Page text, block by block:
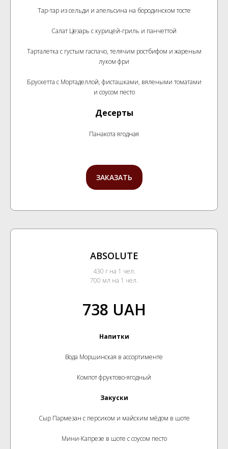
Тар-тар из сельди и апельсина на бородинском тосте
Салат Цезарь с курицей-гриль и панчеттой
Тарталетка с густым гаспачо, телячим ростбифом и жареным
луком фри
Брускетта с Мортаделлой, фисташками, вялеными томатами
и соусом песто
Десерты
Панакота ягодная
ЗАКАЗАТЬ
ABSOLUTE
430 г на 1 чел.
700 мл на 1 чел.
738 UAH
Напитки
Вода Моршинская в ассортименте
Компот фруктово-ягодный
Закуски
Сыр Пармезан с персиком и майским мёдом в шоте
Мини-Капрезе в шоте с соусом песто